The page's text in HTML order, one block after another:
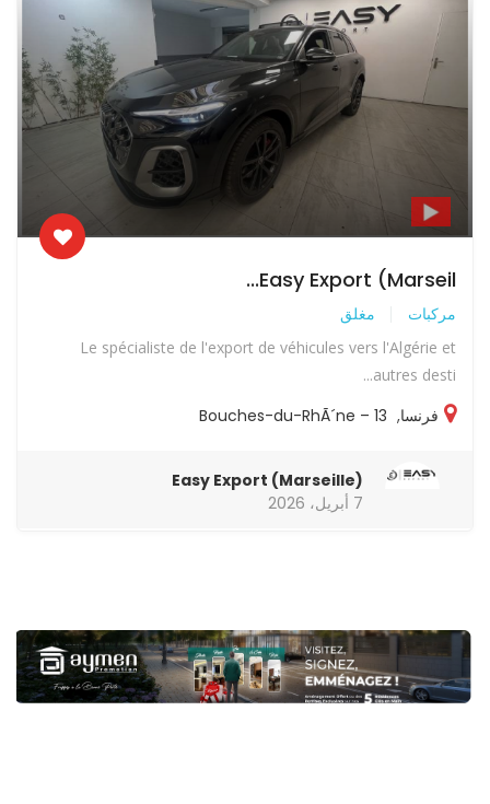
Easy Export (Marseil...
مركبات مغلق
Le spécialiste de l'export de véhicules vers l'Algérie et
autres desti...
فرنسا,
13 – Bouches-du-RhÃ´ne
Easy Export (Marseille)
7 أبريل، 2026